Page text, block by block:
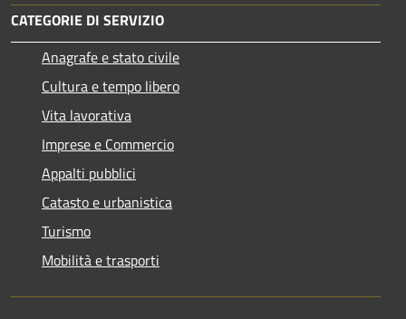
CATEGORIE DI SERVIZIO
Anagrafe e stato civile
Cultura e tempo libero
Vita lavorativa
Imprese e Commercio
Appalti pubblici
Catasto e urbanistica
Turismo
Mobilità e trasporti